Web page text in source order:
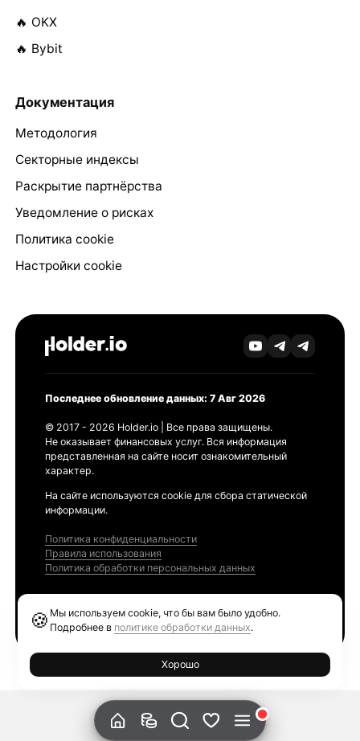
🔥 OKX
🔥 Bybit
Документация
Методология
Секторные индексы
Раскрытие партнёрства
Уведомление о рисках
Политика cookie
Настройки cookie
Последнее обновление данных: 7 Авг 2026
© 2017 - 2026 Holder.io | Все права защищены.
Не оказывает финансовых услуг. Вся информация
представленная на сайте носит ознакомительный
характер.
На сайте используются cookie для сбора статической
информации.
Политика конфиденциальности
Правила использования
Политика обработки персональных данных
🍪 Мы используем cookie, что бы вам было удобно.
Подробнее в политике обработки данных.
Хорошо
Ethereum GAS Tracker